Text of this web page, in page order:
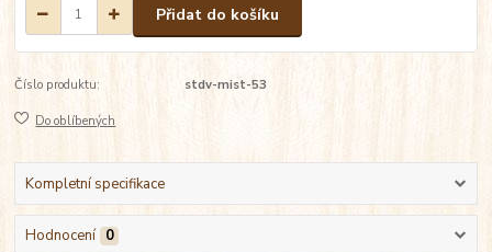
Přidat do košíku
Číslo produktu: stdv-mist-53
Do oblíbených
Kompletní specifikace
Hodnocení 0